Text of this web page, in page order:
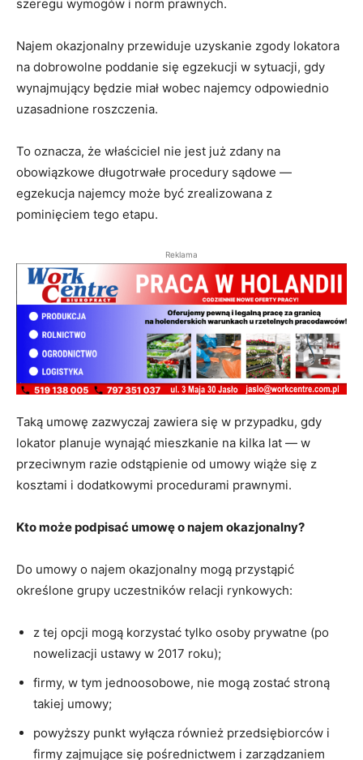
szeregu wymogów i norm prawnych.
Najem okazjonalny przewiduje uzyskanie zgody lokatora
na dobrowolne poddanie się egzekucji w sytuacji, gdy
wynajmujący będzie miał wobec najemcy odpowiednio
uzasadnione roszczenia.
To oznacza, że właściciel nie jest już zdany na
obowiązkowe długotrwałe procedury sądowe ―
egzekucja najemcy może być zrealizowana z
pominięciem tego etapu.
Reklama
Taką umowę zazwyczaj zawiera się w przypadku, gdy
lokator planuje wynająć mieszkanie na kilka lat ― w
przeciwnym razie odstąpienie od umowy wiąże się z
kosztami i dodatkowymi procedurami prawnymi.
Kto może podpisać umowę o najem okazjonalny?
Do umowy o najem okazjonalny mogą przystąpić
określone grupy uczestników relacji rynkowych:
z tej opcji mogą korzystać tylko osoby prywatne (po
nowelizacji ustawy w 2017 roku);
firmy, w tym jednoosobowe, nie mogą zostać stroną
takiej umowy;
powyższy punkt wyłącza również przedsiębiorców i
firmy zajmujące się pośrednictwem i zarządzaniem